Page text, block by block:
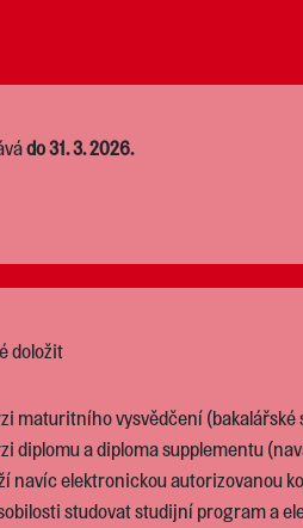
do 31. 3. 2026.
doložit
maturitního vysvědčení (bakalářské
diplomu a diploma supplementu
navíc elektronickou autorizovanou
studovat studijní program a